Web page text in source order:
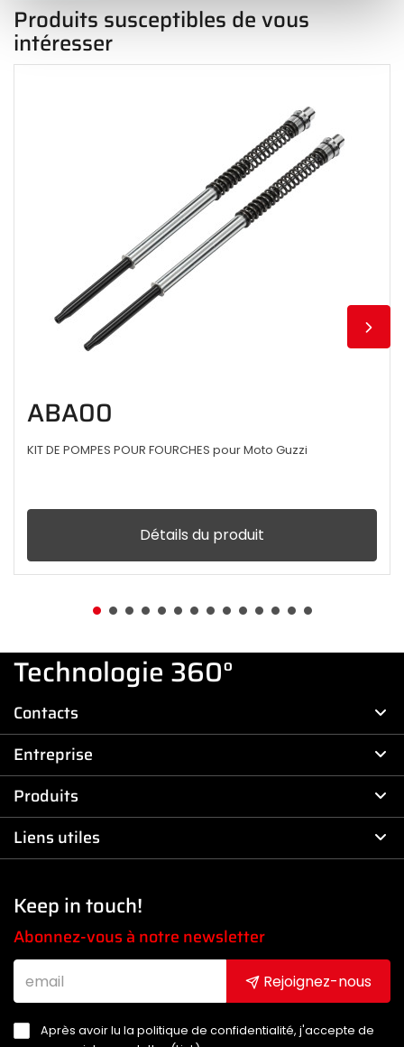
Produits susceptibles de vous
intéresser
ABA00
KIT DE POMPES POUR FOURCHES pour Moto Guzzi
Détails du produit
Technologie 360°
Contacts
Entreprise
Produits
Liens utiles
Keep in touch!
Abonnez-vous à notre newsletter
Rejoignez-nous
Après avoir lu la politique de confidentialité, j'accepte de